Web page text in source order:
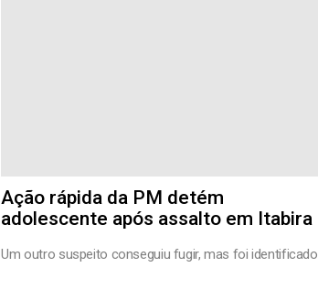
Ação rápida da PM detém
adolescente após assalto em Itabira
Um outro suspeito conseguiu fugir, mas foi identificado